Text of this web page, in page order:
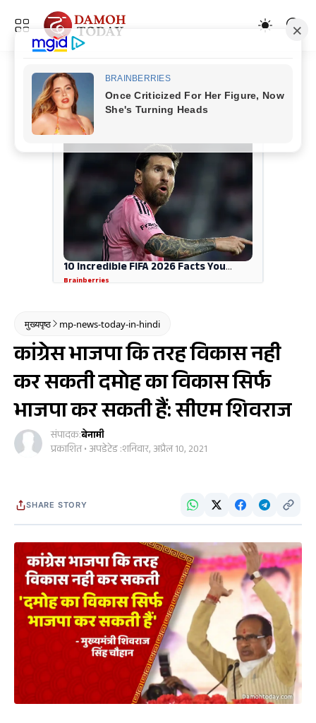
ADVERTISEMENT
मुख्यपृष्ठ mp-news-today-in-hindi
कांग्रेस भाजपा कि तरह विकास नही
कर सकती दमोह का विकास सिर्फ
भाजपा कर सकती हैं: सीएम शिवराज
संपादक:बेनामी
प्रकाशित • अपडेटेड :शनिवार, अप्रैल 10, 2021
SHARE STORY